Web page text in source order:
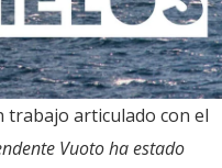
trabajo articulado con el
Vuoto ha estado